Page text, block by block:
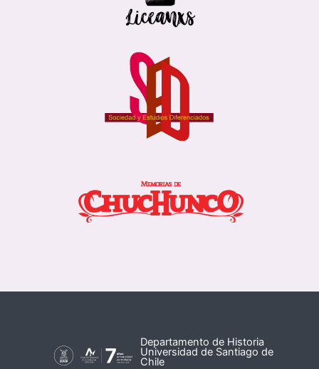
Departamento de Historia
Universidad de Santiago de
Chile